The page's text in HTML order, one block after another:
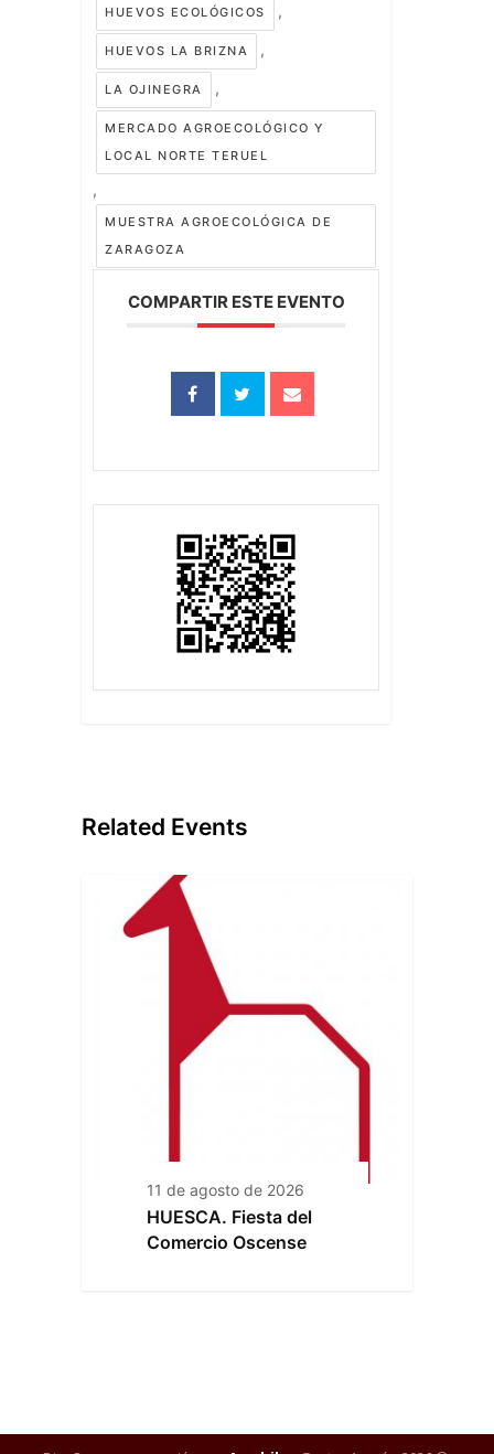
HUEVOS ECOLÓGICOS ,
HUEVOS LA BRIZNA ,
LA OJINEGRA ,
MERCADO AGROECOLÓGICO Y
LOCAL NORTE TERUEL
,
MUESTRA AGROECOLÓGICA DE
ZARAGOZA
COMPARTIR ESTE EVENTO
Related Events
11 de agosto de 2026
HUESCA. Fiesta del
Comercio Oscense